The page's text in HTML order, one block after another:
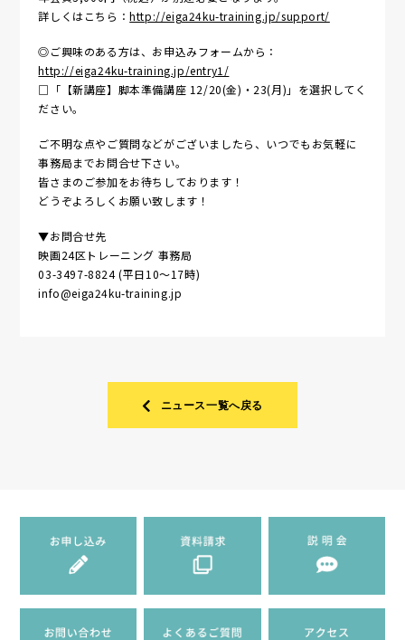
詳しくはこちら：http://eiga24ku-training.jp/support/
◎ご興味のある方は、お申込みフォームから：
http://eiga24ku-training.jp/entry1/
□「【新講座】脚本準備講座 12/20(金)・23(月)」を選択してく
ださい。
ご不明な点やご質問などがございましたら、いつでもお気軽に
事務局までお問合せ下さい。
皆さまのご参加をお待ちしております！
どうぞよろしくお願い致します！
▼お問合せ先
映画24区トレーニング 事務局
03-3497-8824 (平日10～17時)
info@eiga24ku-training.jp
ニュース一覧へ戻る